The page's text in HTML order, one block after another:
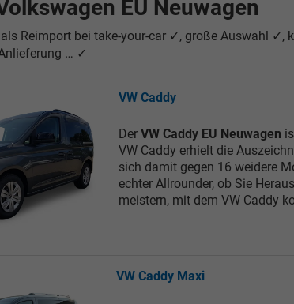
EU Neuwagen
als Reimport bei take-your-car ✓, große Auswahl ✓,
… ✓
VW Caddy
Der VW Caddy EU Neuwagen
VW Caddy erhielt die
sich damit gegen 16 weidere
echter Allrounder, ob Sie
meistern, mit dem VW Caddy
VW Caddy Maxi